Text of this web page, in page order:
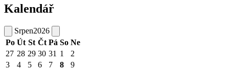
Kalendář
Srpen2026
Po Út St Čt Pá So Ne
27 28 29 30 31 1
2
3
4 5 6 7 8
9